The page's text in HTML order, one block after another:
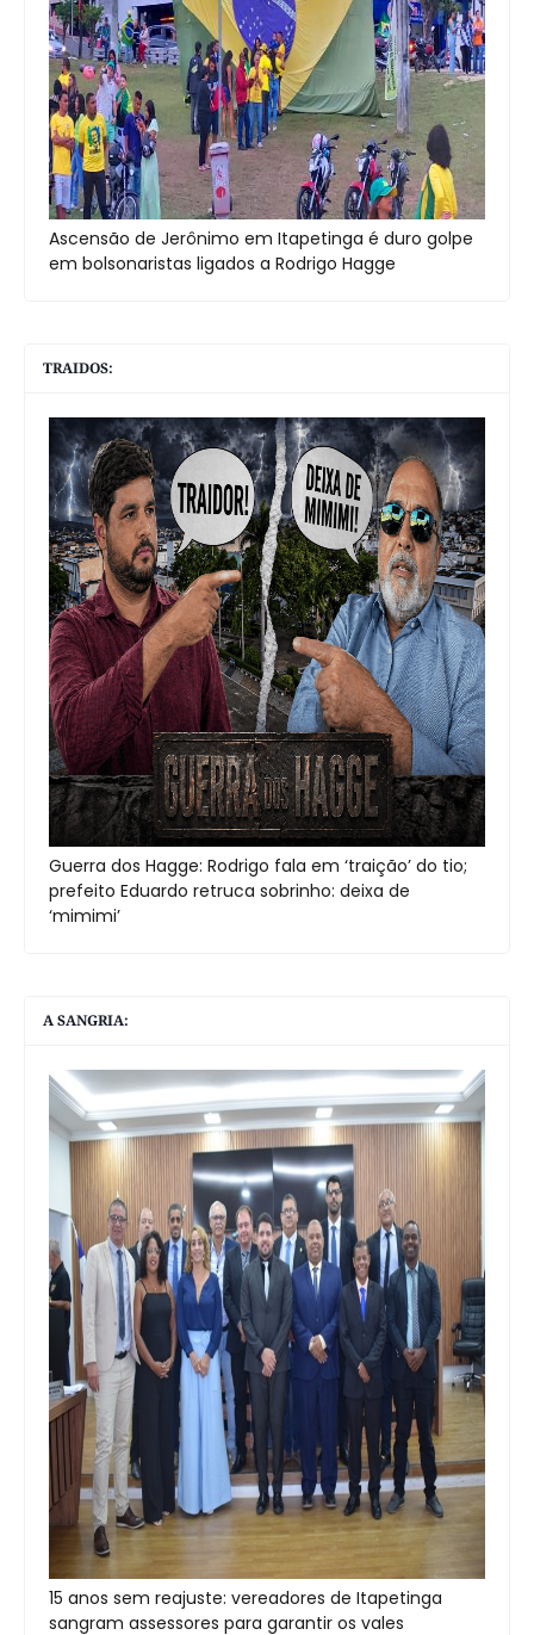
Ascensão de Jerônimo em Itapetinga é duro golpe
em bolsonaristas ligados a Rodrigo Hagge
TRAIDOS:
Guerra dos Hagge: Rodrigo fala em ‘traição’ do tio;
prefeito Eduardo retruca sobrinho: deixa de
‘mimimi’
A SANGRIA:
15 anos sem reajuste: vereadores de Itapetinga
sangram assessores para garantir os vales